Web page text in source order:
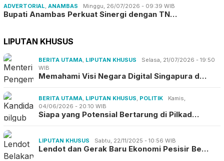
ADVERTORIAL ANAMBAS Minggu, 26/07/2026 - 09:39 WIB
Bupati Anambas Perkuat Sinergi dengan TN…
LIPUTAN KHUSUS
BERITA UTAMA LIPUTAN KHUSUS
Selasa, 21/07/2026 - 19:50
WIB
Memahami Visi Negara Digital Singapura d…
BERITA UTAMA LIPUTAN KHUSUS POLITIK
Kamis,
04/06/2026 - 20:10 WIB
Siapa yang Potensial Bertarung di Pilkad…
LIPUTAN KHUSUS Sabtu, 22/11/2025 - 10:56 WIB
Lendot dan Gerak Baru Ekonomi Pesisir Be…